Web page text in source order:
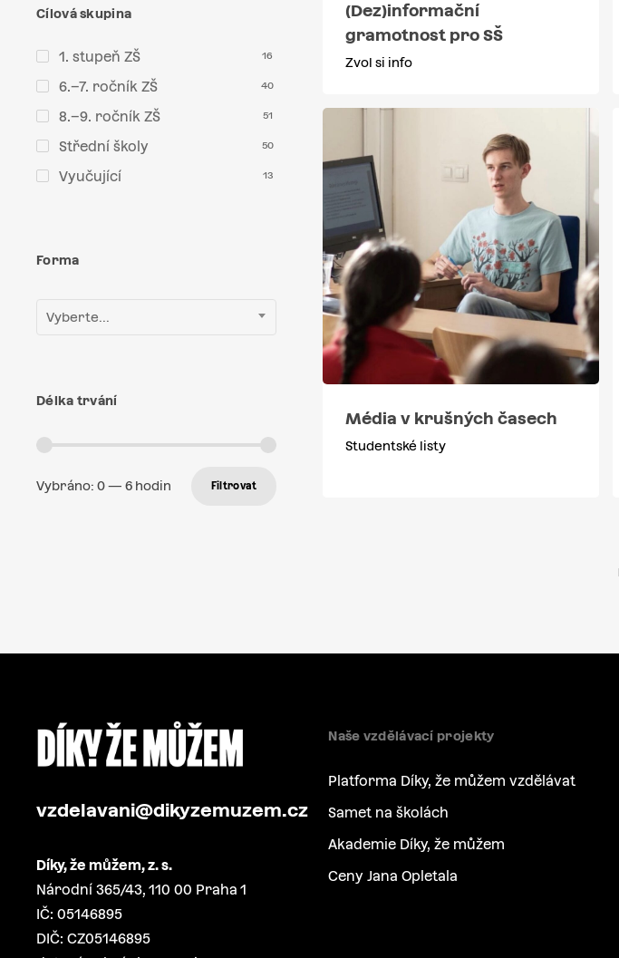
Cílová skupina
1. stupeň ZŠ 16
6.–7. ročník ZŠ 40
8.–9. ročník ZŠ 51
Střední školy 50
Vyučující 13
Forma
Vyberte...
Délka trvání
Vybráno: 0— 6 hodin Filtrovat
(Dez)informační
gramotnost pro SŠ
Zvol si info
Média v krušných časech
Studentské listy
vzdelavani@dikyzemuzem.cz
Díky, že můžem, z. s.
Národní 365/43, 110 00 Praha 1
IČ: 05146895
DIČ: CZ05146895
Naše vzdělávací projekty
Platforma Díky, že můžem vzdělávat
Samet na školách
Akademie Díky, že můžem
Ceny Jana Opletala